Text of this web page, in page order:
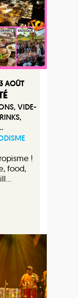
AOÛT
VIDE-
!
food,